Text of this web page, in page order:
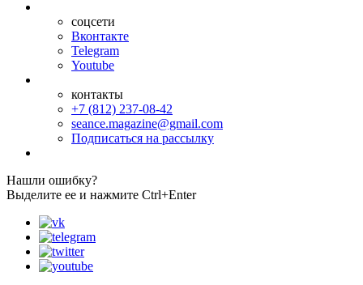
соцсети
Вконтакте
Telegram
Youtube
контакты
+7 (812) 237-08-42
seance.magazine@gmail.com
Подписаться на рассылку
Нашли ошибку?
Выделите ее и нажмите Ctrl+Enter